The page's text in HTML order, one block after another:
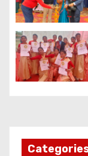
g
a
t
i
n